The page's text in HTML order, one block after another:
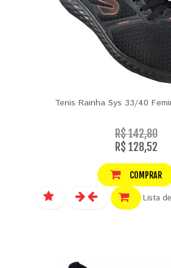
Tenis Rainha Sys 33/40
R$ 142,80
R$ 128,52
COMPRAR
Lista